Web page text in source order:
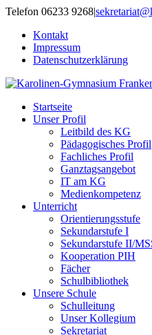
Zum
springen
Telefon 06233 9268|
Kontakt
Impressum
Datenschutzerklärung
Startseite
Unser Profil
Leitbild des KG
Pädagogisches Profil
Fachliches Profil
Ganztagsangebot
IT am KG
Medienkompetenz
Unterricht
Orientierungsstufe
Sekundarstufe I
Sekundarstufe II/
Kooperation PIH
Fächer
Schulbibliothek
Unsere Schule
Schulleitung
Unser Kollegium
Sekretariat